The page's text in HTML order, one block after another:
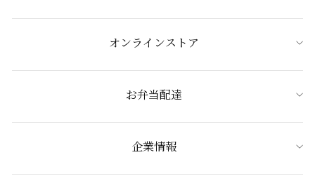
オンラインストア
お弁当配達
企業情報